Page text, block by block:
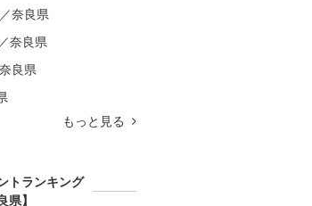
奈良県
奈良県
良県
もっと見る
トランキング
県】